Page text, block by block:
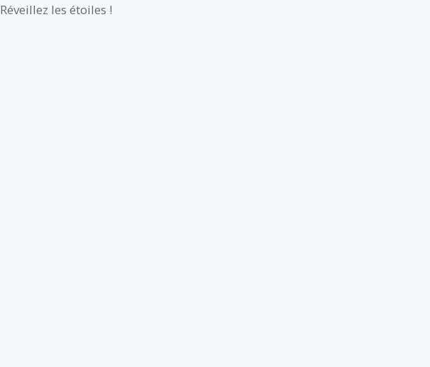
Réveillez les étoiles !